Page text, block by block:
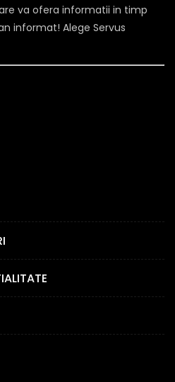
va ofera informatii in timp
informat! Alege Servus